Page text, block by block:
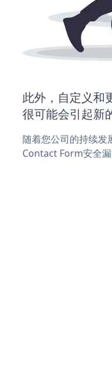
此外，自定义
很可能会引起新
随着您公司的持续
Contact Form安全漏